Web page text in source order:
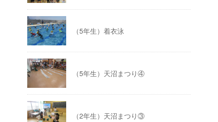
（5年生）着衣泳
（5年生）天沼まつり④
（2年生）天沼まつり③